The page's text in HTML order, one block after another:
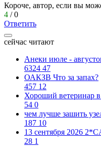
Короче, автор, если вы
4 /0
Ответить
сейчас читают
Анеки июле -
6324 47
ОАКЗВ Что за запах?
457 12
Хороший ветеринар
54 0
чем лучше зашить
187 10
13 сентября 2026
28 1